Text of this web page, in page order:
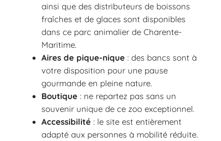
ainsi que des distributeurs de boissons
fraîches et de glaces sont disponibles
dans ce parc animalier de Charente-
Maritime.
Aires de pique-nique: des bancs sont à
votre disposition pour une pause
gourmande en pleine nature.
Boutique : ne repartez pas sans un
souvenir unique de ce zoo exceptionnel.
Accessibilité: le site est entièrement
adapté aux personnes à mobilité réduite.